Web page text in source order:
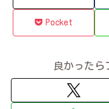
Pocket
良かった